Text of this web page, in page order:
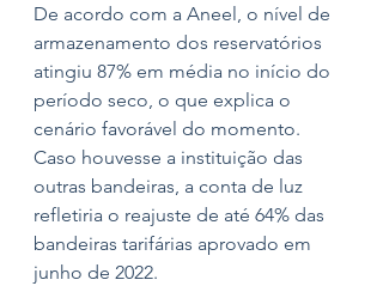
De acordo com a Aneel, o nível de
armazenamento dos reservatórios
atingiu 87% em média no início do
período seco, o que explica o
cenário favorável do momento.
Caso houvesse a instituição das
outras bandeiras, a conta de luz
refletiria o reajuste de até 64% das
bandeiras tarifárias aprovado em
junho de 2022.